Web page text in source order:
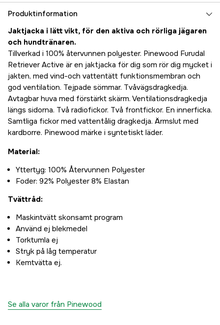
1 999 kr
1 999 kr
Tillfälligt slut
Produktinformation
Jaktjacka i lätt vikt, för den aktiva och rörliga jägaren
och hundtränaren.
Tillverkad i 100% återvunnen polyester. Pinewood Furudal
Retriever Active är en jaktjacka för dig som rör dig mycket i
jakten, med vind-och vattentätt funktionsmembran och
god ventilation. Tejpade sömmar. Tvåvägsdragkedja.
Avtagbar huva med förstärkt skärm. Ventilationsdragkedja
längs sidorna. Två radiofickor. Två frontfickor. En innerficka.
Samtliga fickor med vattentålig dragkedja. Ärmslut med
kardborre. Pinewood märke i syntetiskt läder.
Material:
Yttertyg: 100% Återvunnen Polyester
Foder: 92% Polyester 8% Elastan
Tvättråd:
Maskintvätt skonsamt program
Använd ej blekmedel
Torktumla ej
Stryk på låg temperatur
Kemtvätta ej.
Se alla varor från Pinewood